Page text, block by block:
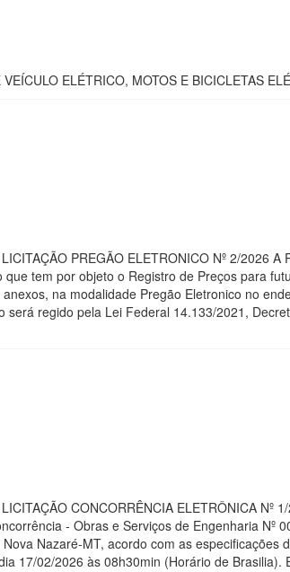
ELÉTRICO, MOTOS E BICICLETAS
PREGÃO ELETRONICO Nº 2/2026 A
tem por objeto o Registro de Preços para
na modalidade Pregão Eletronico no
regido pela Lei Federal 14.133/2021,
CONCORRÊNCIA ELETRÔNICA Nº
- Obras e Serviços de Engenharia Nº
Nazaré-MT, acordo com as especificações
17/02/2026 às 08h30min (Horário de Brasilia).